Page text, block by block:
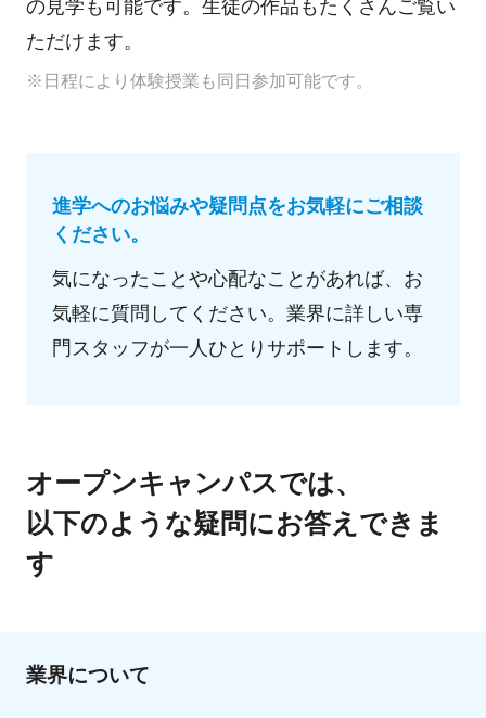
の見学も可能です。生徒の作品もたくさんご覧い
ただけます。
※日程により体験授業も同日参加可能です。
進学へのお悩みや疑問点をお気軽にご相談
ください。
気になったことや心配なことがあれば、お
気軽に質問してください。業界に詳しい専
門スタッフが一人ひとりサポートします。
オープンキャンパスでは、
以下のような疑問にお答えできま
す
業界について